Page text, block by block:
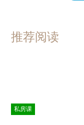
推荐阅读
私房课